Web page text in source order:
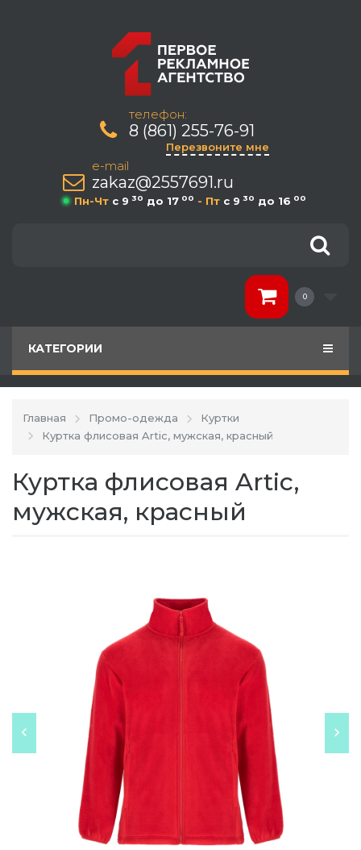
телефон:
8 (861) 255-76-91
Перезвоните мне
e-mail
zakaz@2557691.ru
Пн-Чт c 9 30 до 17 00 - Пт c 9 30 до 16 00
0
КАТЕГОРИИ
Главная Промо-одежда
Куртки
Куртка флисовая Artic, мужская, красный
Куртка флисовая Artic,
мужская, красный